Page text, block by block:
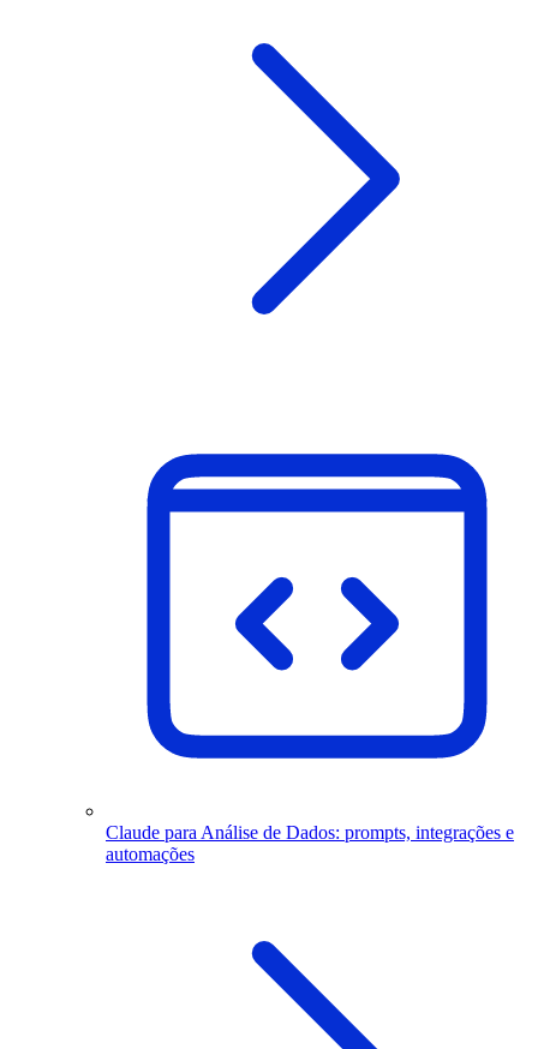
Claude para Análise de Dados: prompts, integrações e
automações